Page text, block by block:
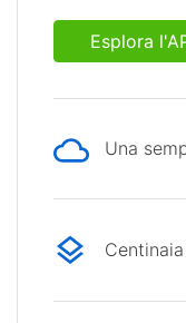
Esplora
Una